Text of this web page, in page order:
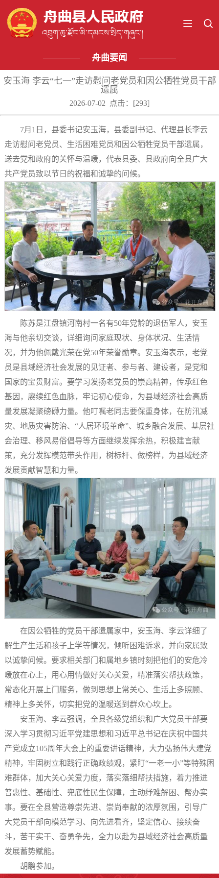
舟曲要闻
安玉海 李云“七一”走访慰问老党员和因公牺牲党员干部
遗属
2026-07-02 点击：[293]
7月1日，县委书记安玉海，县委副书记、代理县长李云
走访慰问老党员、生活困难党员和因公牺牲党员干部遗属，
送去党和政府的关怀与温暖，代表县委、县政府向全县广大
共产党员致以节日的祝福和诚挚的问候。
陈苏是江盘镇河南村一名有50年党龄的退伍军人，安玉
海与他亲切交谈，详细询问家庭现状、身体状况、生活情
况，并为他佩戴光荣在党50年荣誉勋章。安玉海表示，老党
员是县域经济社会发展的见证者、参与者、建设者，是党和
国家的宝贵财富。要学习发扬老党员的崇高精神，传承红色
基因，赓续红色血脉，牢记初心使命，为县域经济社会高质
量发展凝聚磅礴力量。他叮嘱老同志要保重身体，在防汛减
灾、地质灾害防治、“人居环境革命”、城乡融合发展、基层社
会治理、移风易俗倡导等方面继续发挥余热，积极建言献
策，充分发挥模范带头作用，树标杆、做榜样，为县域经济
发展贡献智慧和力量。
在因公牺牲的党员干部遗属家中，安玉海、李云详细了
解生产生活和孩子上学等情况，倾听困难诉求，并向家属致
以诚挚问候。要求相关部门和属地乡镇时刻把他们的安危冷
暖放在心上，用心用情做好关心关爱，精准落实帮扶政策，
常态化开展上门服务，做到思想上常关心、生活上多照顾、
精神上多关怀，切实把党的温暖送到群众心坎上。
安玉海、李云强调，全县各级党组织和广大党员干部要
深入学习贯彻习近平党建思想和习近平总书记在庆祝中国共
产党成立105周年大会上的重要讲话精神，大力弘扬伟大建党
精神，牢固树立和践行正确政绩观，紧盯“一老一小”等特殊困
难群体，加大关心关爱力度，落实落细帮扶措施，着力推进
普惠性、基础性、兜底性民生保障，主动纾难解困、帮办实
事。要在全县营造尊崇先进、崇尚奉献的浓厚氛围，引导广
大党员干部向模范学习、向先进看齐，坚定信心、接续奋
斗，苦干实干、奋勇争先，全力以赴为县域经济社会高质量
发展蓄势赋能。
胡鹏参加。